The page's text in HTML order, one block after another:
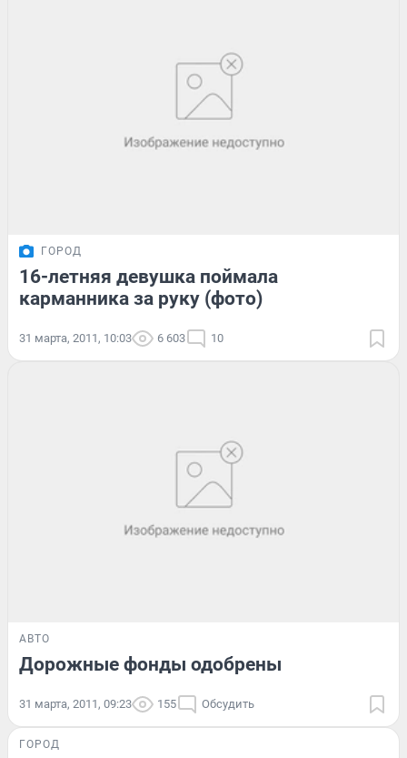
ГОРОД
16-летняя девушка поймала
карманника за руку (фото)
31 марта, 2011, 10:03 6 603 10
АВТО
Дорожные фонды одобрены
31 марта, 2011, 09:23 155 Обсудить
ГОРОД